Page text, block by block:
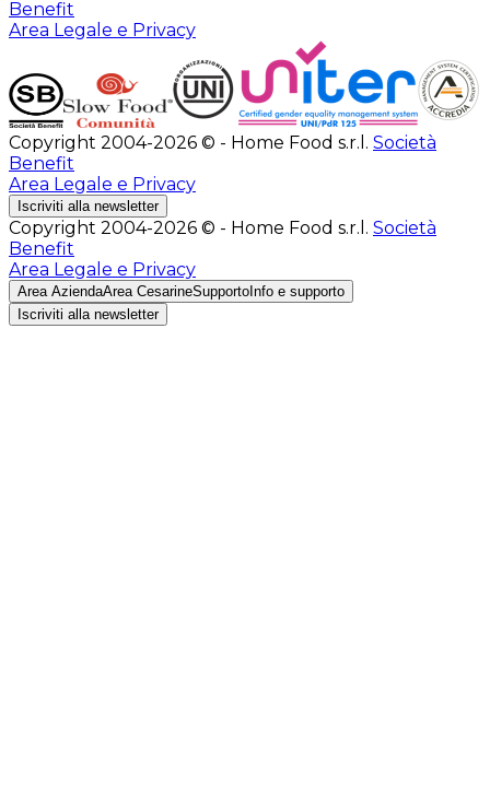
Benefit
Area Legale e Privacy
Copyright 2004-2026 © - Home Food s.r.l. Società
Benefit
Area Legale e Privacy
Iscriviti alla newsletter
Copyright 2004-2026 © - Home Food s.r.l. Società
Benefit
Area Legale e Privacy
Area AziendaArea CesarineSupporto Info e supporto
Iscriviti alla newsletter